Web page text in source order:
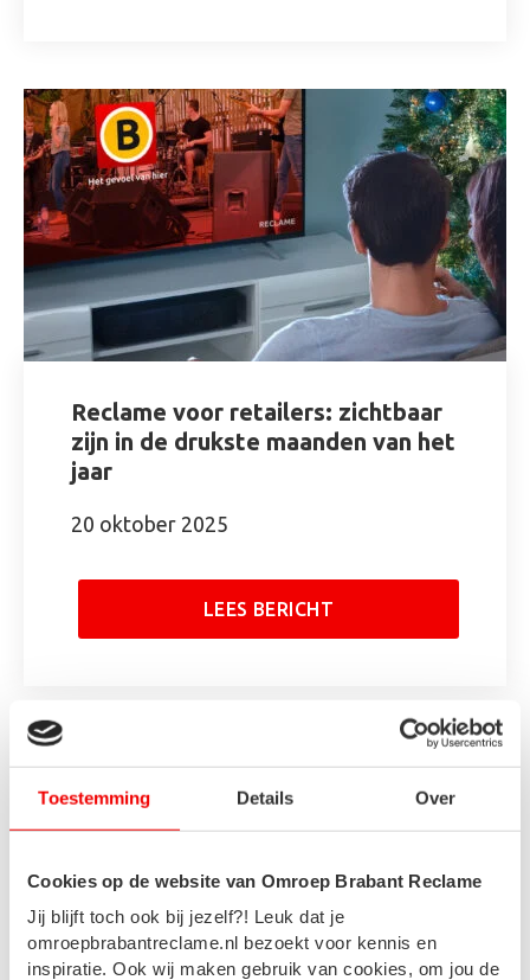
Toestemming Details Over
Cookies op de website van Omroep Brabant Reclame
Jij blijft toch ook bij jezelf?! Leuk dat je
omroepbrabantreclame.nl bezoekt voor kennis en
inspiratie. Ook wij maken gebruik van cookies, om jou de
Reclame voor retailers: zichtbaar
zijn in de drukste maanden van het
jaar
20 oktober 2025
LEES BERICHT